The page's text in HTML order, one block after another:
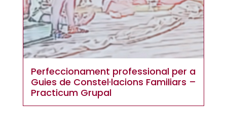
Perfeccionament professional per a
Guies de Constel·lacions Familiars –
Practicum Grupal